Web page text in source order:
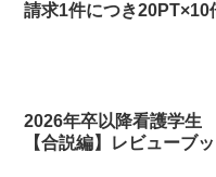
請求1件につき20PT×10
2026年卒以降看護学生
【合説編】レビューブ